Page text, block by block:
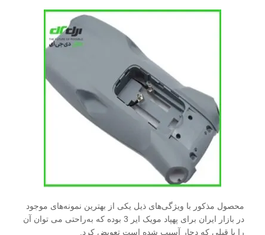
محصول مذکور با ویژگی‌های ذیل یکی از بهترین نمونه‌های موجود
در بازار ایران برای پهپاد مویک ایر 3 بوده که به‌راحتی می توان آن
را با قبلی که دچار آسیب شده است تعویض کرد.